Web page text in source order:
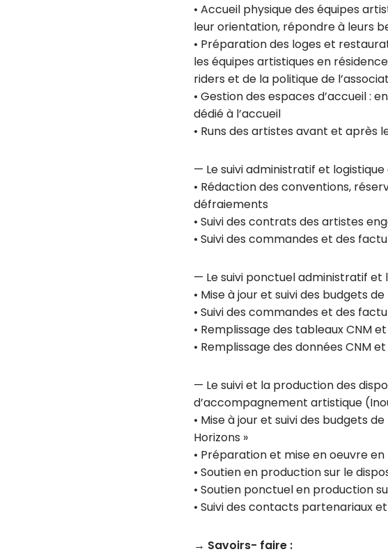
• Accueil physique des équipes
leur orientation, répondre à leurs
• Préparation des loges et
les équipes artistiques en
riders et de la politique de
• Gestion des espaces d’accueil :
dédié à l’accueil
• Runs des artistes avant et
— Le suivi administratif et
• Rédaction des conventions,
défraiements
• Suivi des contrats des artistes
• Suivi des commandes et des
— Le suivi ponctuel administratif
• Mise à jour et suivi des budgets
• Suivi des commandes et des
• Remplissage des tableaux CNM
• Remplissage des données CNM
— Le suivi et la production des
d’accompagnement artistique
• Mise à jour et suivi des budgets
Horizons »
• Préparation et mise en oeuvre
• Soutien en production sur le
• Soutien ponctuel en production
• Suivi des contacts partenariaux
→ Savoirs- faire :